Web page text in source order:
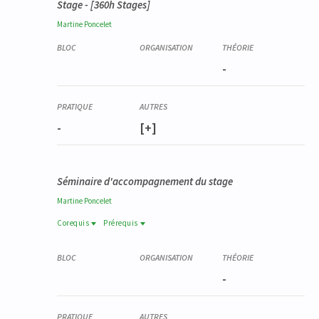
Stage - [360h Stages]
Martine Poncelet
-
- [+]
Séminaire d'accompagnement du stage
Martine Poncelet
Corequis Prérequis
YSTG9028-2
Corequis
Questions approfondies d'évaluation et de rééducation
des dyslexies développementales
LOGO5020-1
-